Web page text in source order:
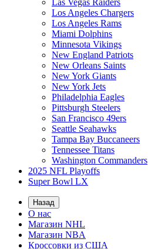
Las Vegas Raiders
Los Angeles Chargers
Los Angeles Rams
Miami Dolphins
Minnesota Vikings
New England Patriots
New Orleans Saints
New York Giants
New York Jets
Philadelphia Eagles
Pittsburgh Steelers
San Francisco 49ers
Seattle Seahawks
Tampa Bay Buccaneers
Tennessee Titans
Washington Commanders
2025 NFL Playoffs
Super Bowl LX
Назад
О нас
Магазин NHL
Магазин NBA
Кроссовки из США